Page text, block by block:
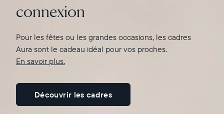
En savoir plus ici
connexion
Pour les fêtes ou les grandes occasions, les cadres
Aura sont le cadeau idéal pour vos proches.
En savoir plus.
Découvrir les cadres